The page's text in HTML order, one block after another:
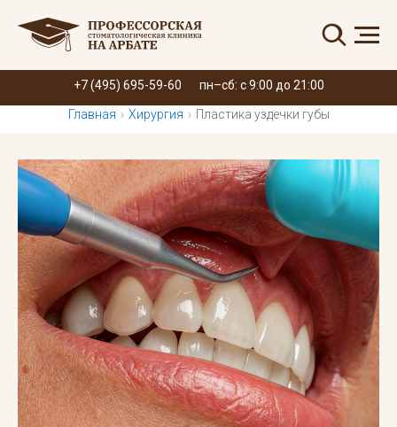
Запись онлайн
+7 (495) 695-59-60 пн–сб: с 9:00 до 21:00
Главная › Хирургия › Пластика уздечки губы